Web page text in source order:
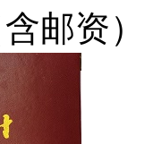
邮资）